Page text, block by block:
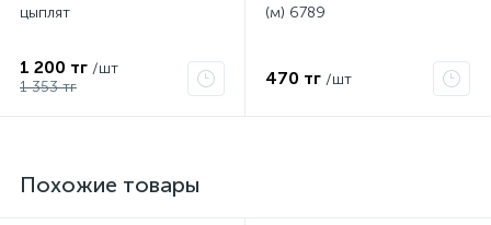
цыплят
1 200 тг /шт
1 353 тг
(м) 6789
470 тг /шт
Похожие товары